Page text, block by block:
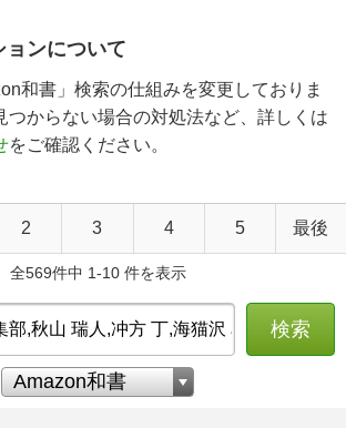
ンについて
和書」検索の仕組みを変更しておりま
つからない場合の対処法など、詳しくは
をご確認ください。
2 3 4 5 最後
全569件中 1-10 件を表示
検索